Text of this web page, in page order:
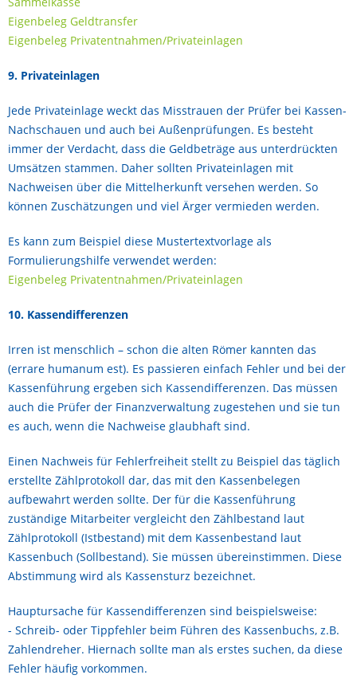
Eigenbeleg Geldtransfer
Eigenbeleg Privatentnahmen/Privateinlagen
9. Privateinlagen
Jede Privateinlage weckt das Misstrauen der Prüfer bei Kassen-
Nachschauen und auch bei Außenprüfungen. Es besteht
immer der Verdacht, dass die Geldbeträge aus unterdrückten
Umsätzen stammen. Daher sollten Privateinlagen mit
Nachweisen über die Mittelherkunft versehen werden. So
können Zuschätzungen und viel Ärger vermieden werden.
Es kann zum Beispiel diese Mustertextvorlage als
Formulierungshilfe verwendet werden:
Eigenbeleg Privatentnahmen/Privateinlagen
10. Kassendifferenzen
Irren ist menschlich – schon die alten Römer kannten das
(errare humanum est). Es passieren einfach Fehler und bei der
Kassenführung ergeben sich Kassendifferenzen. Das müssen
auch die Prüfer der Finanzverwaltung zugestehen und sie tun
es auch, wenn die Nachweise glaubhaft sind.
Einen Nachweis für Fehlerfreiheit stellt zu Beispiel das täglich
erstellte Zählprotokoll dar, das mit den Kassenbelegen
aufbewahrt werden sollte. Der für die Kassenführung
zuständige Mitarbeiter vergleicht den Zählbestand laut
Zählprotokoll (Istbestand) mit dem Kassenbestand laut
Kassenbuch (Sollbestand). Sie müssen übereinstimmen. Diese
Abstimmung wird als Kassensturz bezeichnet.
Hauptursache für Kassendifferenzen sind beispielsweise:
- Schreib- oder Tippfehler beim Führen des Kassenbuchs, z.B.
Zahlendreher. Hiernach sollte man als erstes suchen, da diese
Fehler häufig vorkommen.